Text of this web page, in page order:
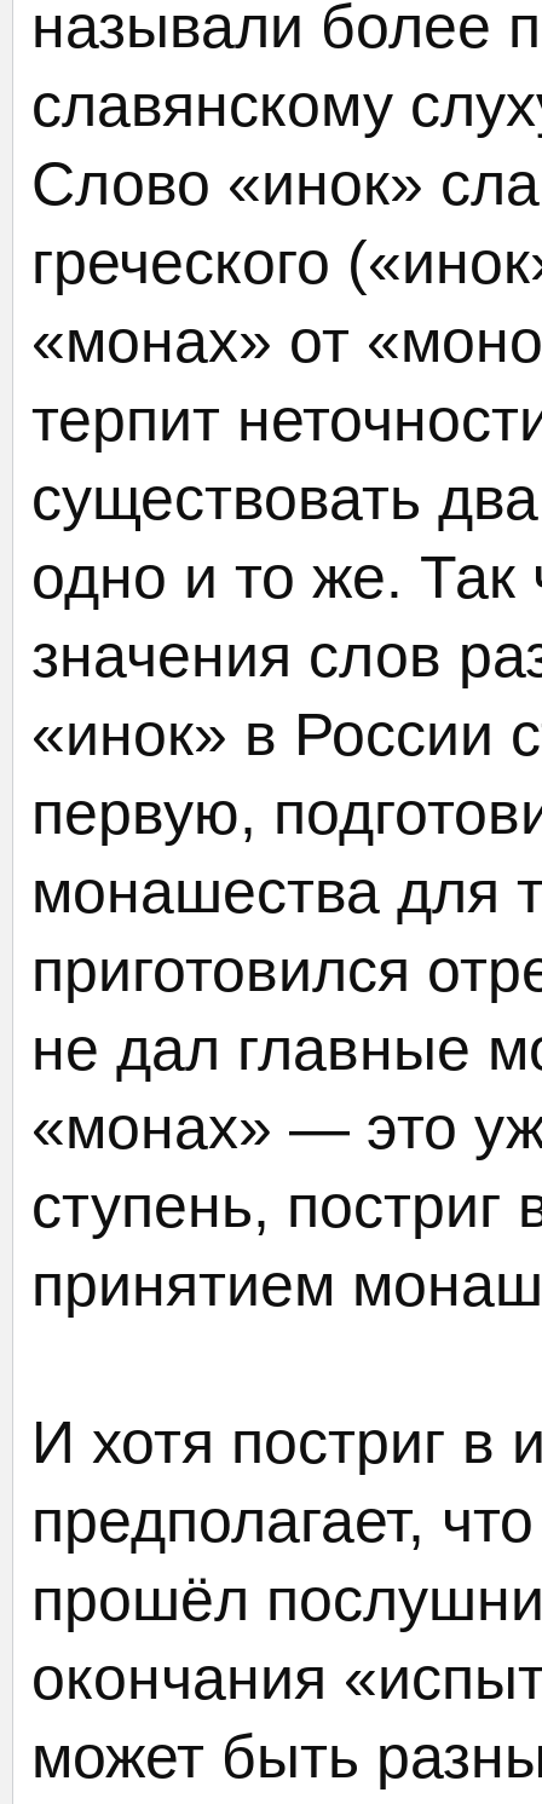
называли более
славянскому
Слово «инок»
греческого
«монах» от
терпит
существовать
одно и то же.
значения слов
«инок» в России
первую,
монашества для
приготовился
не дал главные
«монах» — это
ступень,
принятием
И хотя постриг в
предполагает,
прошёл
окончания
может быть